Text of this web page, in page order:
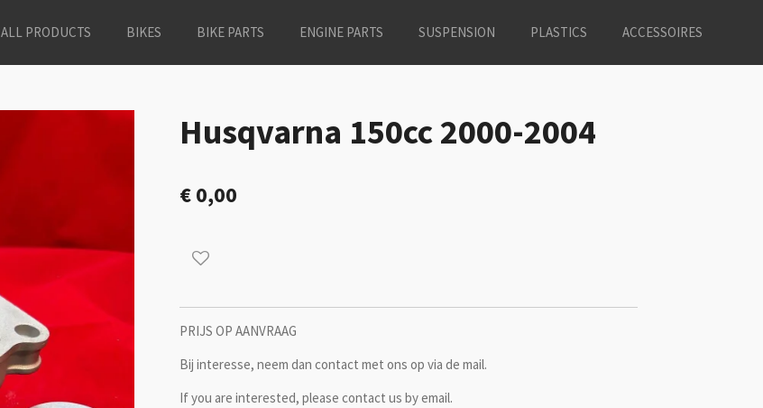
ALL PRODUCTS BIKES BIKE PARTS ENGINE PARTS SUSPENSION PLASTICS ACCESSOIRES
Husqvarna 150cc 2000-2004
€ 0,00
PRIJS OP AANVRAAG
Bij interesse, neem dan contact met ons op via de mail.
If you are interested, please contact us by email.